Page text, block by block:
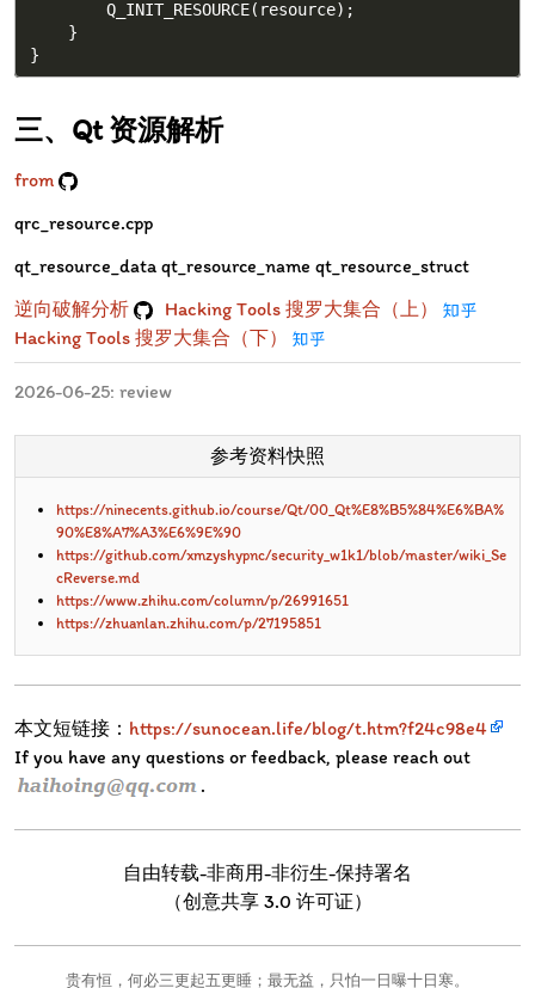
Q_INIT_RESOURCE( resource);
}
}
Qt 资源解析
from
qrc_resource.cpp
qt_resource_data qt_resource_name qt_resource_struct
逆向破解分析
Hacking Tools 搜罗大集合（上）
Hacking Tools 搜罗大集合（下）
2026-06-25: review
参考资料快照
https://ninecents.github.io/course/Qt/00_Qt%E8%B5%84%E6%BA%
90%E8%A7%A3%E6%9E%90
https://github.com/xmzyshypnc/security_w1k1/blob/master/wiki_Se
cReverse.md
https://www.zhihu.com/column/p/26991651
https://zhuanlan.zhihu.com/p/27195851
本文短链接： https://sunocean.life/blog/t.htm?f24c98e4
If you have any questions or feedback, please reach out
.
自由转载-非商用-非衍生-保持署名
（创意共享 3.0 许可证）
贵有恒，何必三更起五更睡；最无益，只怕一日曝十日寒。